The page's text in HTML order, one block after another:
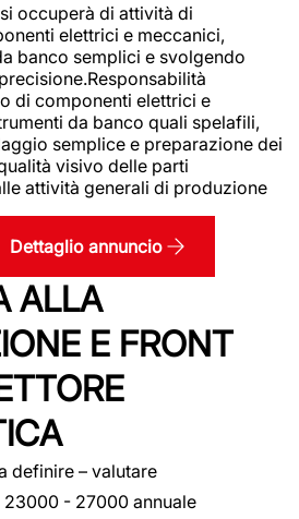
occuperà di attività di
elettrici e meccanici,
banco semplici e svolgendo
di componenti elettrici e
da banco quali spelafili,
semplice e preparazione dei
visivo delle parti
attività generali di produzione
Dettaglio annuncio
ALLA
E FRONT
definire – valutare
23000 - 27000 annuale